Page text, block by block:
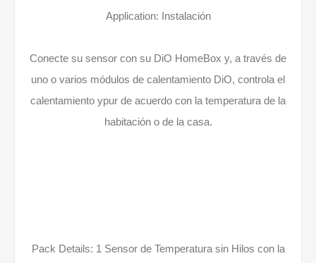
Application: Instalación
Conecte su sensor con su DiO HomeBox y, a través de
uno o varios módulos de calentamiento DiO, controla el
calentamiento ypur de acuerdo con la temperatura de la
habitación o de la casa.
Pack Details: 1 Sensor de Temperatura sin Hilos con la